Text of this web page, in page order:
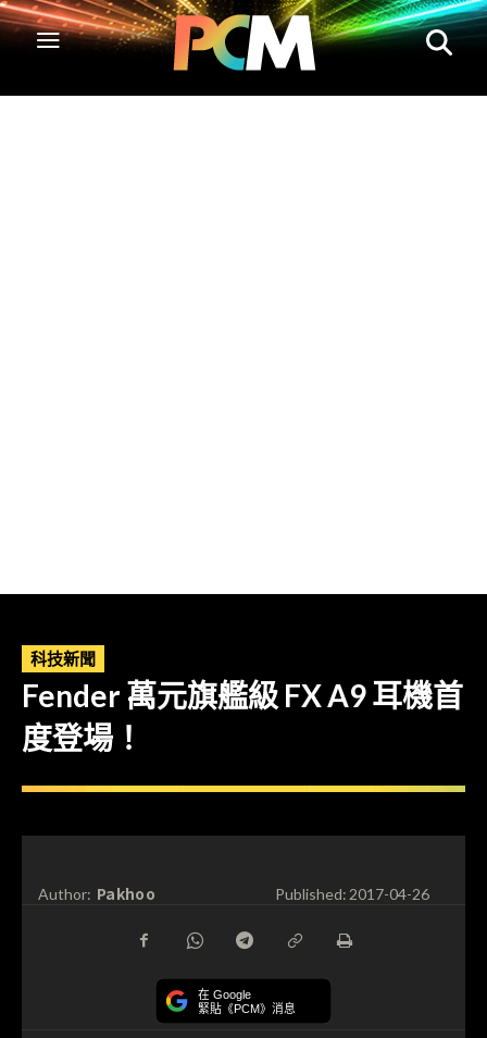
科技新聞
Fender 萬元旗艦級 FX A9 耳機首
度登場！
Author: Pakhoo Published:2017-04-26
在 Google
緊貼《PCM》消息